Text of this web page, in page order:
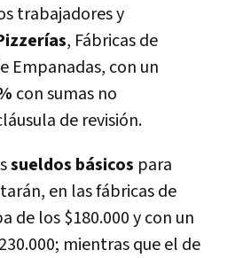
trabajadores y
, Fábricas de
Empanadas, con un
con sumas no
de revisión.
sueldos básicos para
en las fábricas de
de los $180.000 y con un
mientras que el de